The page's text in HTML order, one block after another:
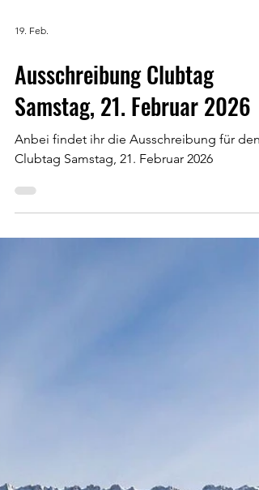
2026 sind online
19. Feb.
Ausschreibung Clubtag
Samstag, 21. Februar 2026